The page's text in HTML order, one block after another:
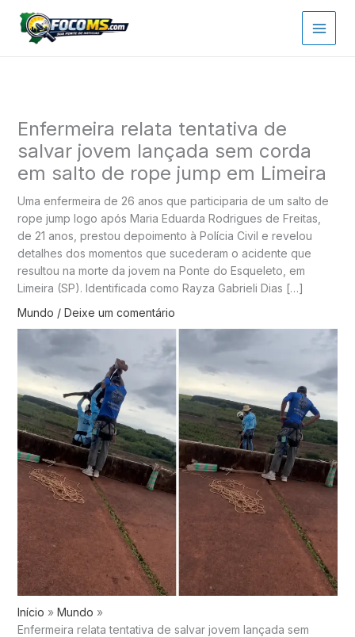
para
Enfermeira relata tentativa de
salvar jovem lançada sem corda
em salto de rope jump em Limeira
Uma enfermeira de 26 anos que participaria de um salto de
rope jump logo após Maria Eduarda Rodrigues de Freitas,
de 21 anos, prestou depoimento à Polícia Civil e revelou
detalhes dos momentos que sucederam o acidente que
resultou na morte da jovem na Ponte do Esqueleto, em
Limeira (SP). Identificada como Rayza Gabrieli Dias […]
Mundo / Deixe um comentário
Início
Mundo
Enfermeira relata tentativa de salvar jovem lançada sem